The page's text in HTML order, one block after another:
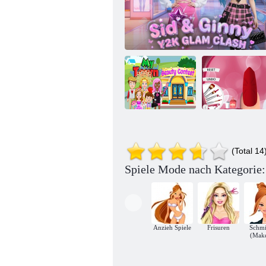
Sid & Ginny Y2K Glam Clash
Schönheitswettbewerb
„My Town“.
Art-Design-
Spiel 3D
(Total 14)
Spiele Mode nach Kategorie:
Anzieh Spiele Frisuren